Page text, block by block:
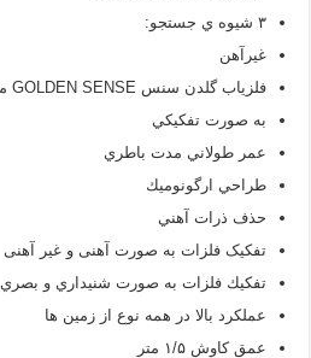
۳ شيوه ي جستجو:
غيرآهن
فلزیاب گلدن سنس GOLDEN SENSE مناسب همه فلزات
به صورت تفكيكي
عمر طولاني مدت باطري
طراحي ارگونوميك
حذف ذرات آهني
تفکیک فلزات به صورت آهنی و غیر آهنی
تفكيك فلزات به صورت شنيداري و بصري
عملكرد بالا در همه نوع از زمين ها
عمق کاوش ۱/۵ متر